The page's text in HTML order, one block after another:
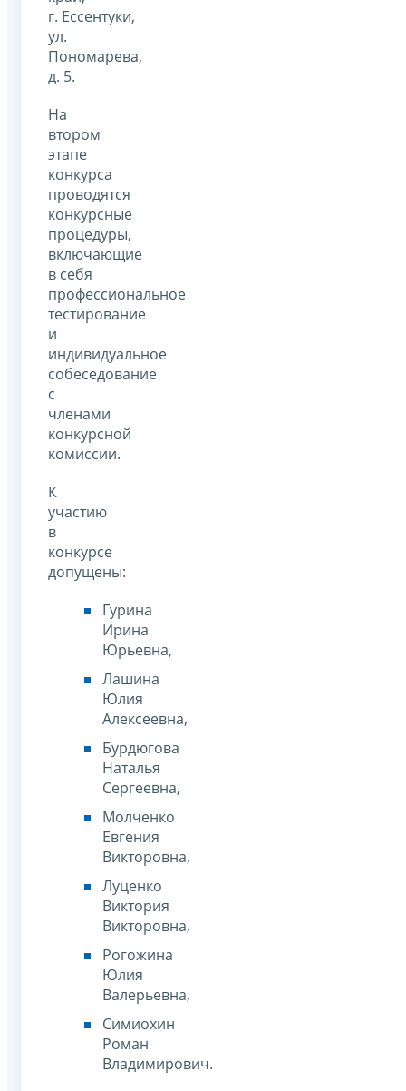
г. Ессентуки,
ул.
Пономарева,
д. 5.
На
втором
этапе
конкурса
проводятся
конкурсные
процедуры,
включающие
в себя
профессиональное
тестирование
и
индивидуальное
собеседование
с
членами
конкурсной
комиссии.
К
участию
в
конкурсе
допущены:
Гурина
Ирина
Юрьевна,
Лашина
Юлия
Алексеевна,
Бурдюгова
Наталья
Сергеевна,
Молченко
Евгения
Викторовна,
Луценко
Виктория
Викторовна,
Рогожина
Юлия
Валерьевна,
Симиохин
Роман
Владимирович.